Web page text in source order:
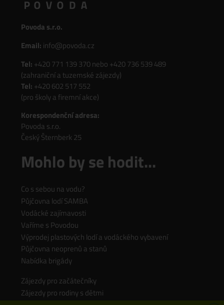
Povoda s.r.o.
Email: info@povoda.cz
Tel: +420 771 139 370nebo +420 736 539 489
(zahraniční a tuzemské zájezdy)
Tel: +420 602 517 552
(pro školy a firemní akce)
Korespondenční adresa:
Povoda s.r.o.
Český Šternberk 25
Mohlo by se hodit...
Co s sebou na vodu?
Půjčovna lodí SAMBA
Vodácké zajímavosti
Vaříme s Povodou
Výprodej plastových lodí a vodáckého vybavení
Půjčovna neoprenů a stanů
Nabídka brigády
Zájezdy pro začátečníky
Zájezdy pro rodiny s dětmi